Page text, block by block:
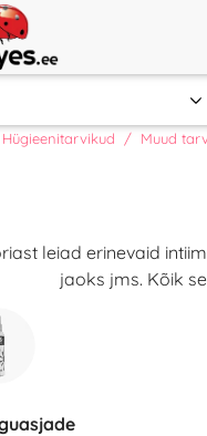
Hügieenitarvikud Muud
leiad erinevaid
jaoks jms. Kõik